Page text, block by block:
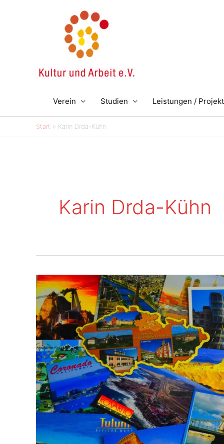
Verein Studien Leistungen /
Start Karin Drda-Kühn
Karin Drda-Kühn